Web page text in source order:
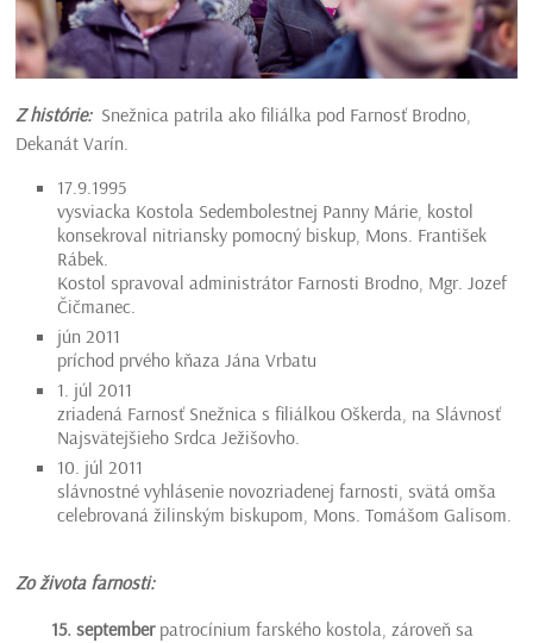
Z histórie: Snežnica patrila ako filiálka pod Farnosť Brodno,
Dekanát Varín.
17.9.1995
vysviacka Kostola Sedembolestnej Panny Márie, kostol
konsekroval nitriansky pomocný biskup, Mons. František
Rábek.
Kostol spravoval administrátor Farnosti Brodno, Mgr. Jozef
Čičmanec.
jún 2011
príchod prvého kňaza Jána Vrbatu
1. júl 2011
zriadená Farnosť Snežnica s filiálkou Oškerda, na Slávnosť
Najsvätejšieho Srdca Ježišovho.
10. júl 2011
slávnostné vyhlásenie novozriadenej farnosti, svätá omša
celebrovaná žilinským biskupom, Mons. Tomášom Galisom.
Zo života farnosti:
15. septemberpatrocínium farského kostola, zároveň sa